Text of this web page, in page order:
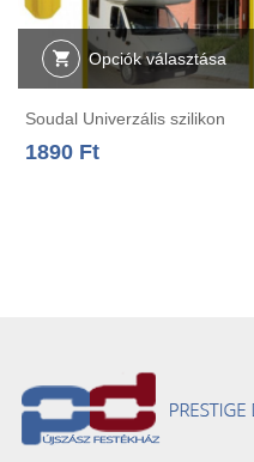
Opciók választása
Soudal Univerzális szilikon
1890 Ft